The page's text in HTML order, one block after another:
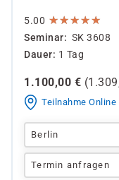
5.00 ★★★★★
★★★★★
Seminar
SK 3608
Dauer
1 Tag
1.100,00 € (
Teilnahme
Berlin
Termin anfragen